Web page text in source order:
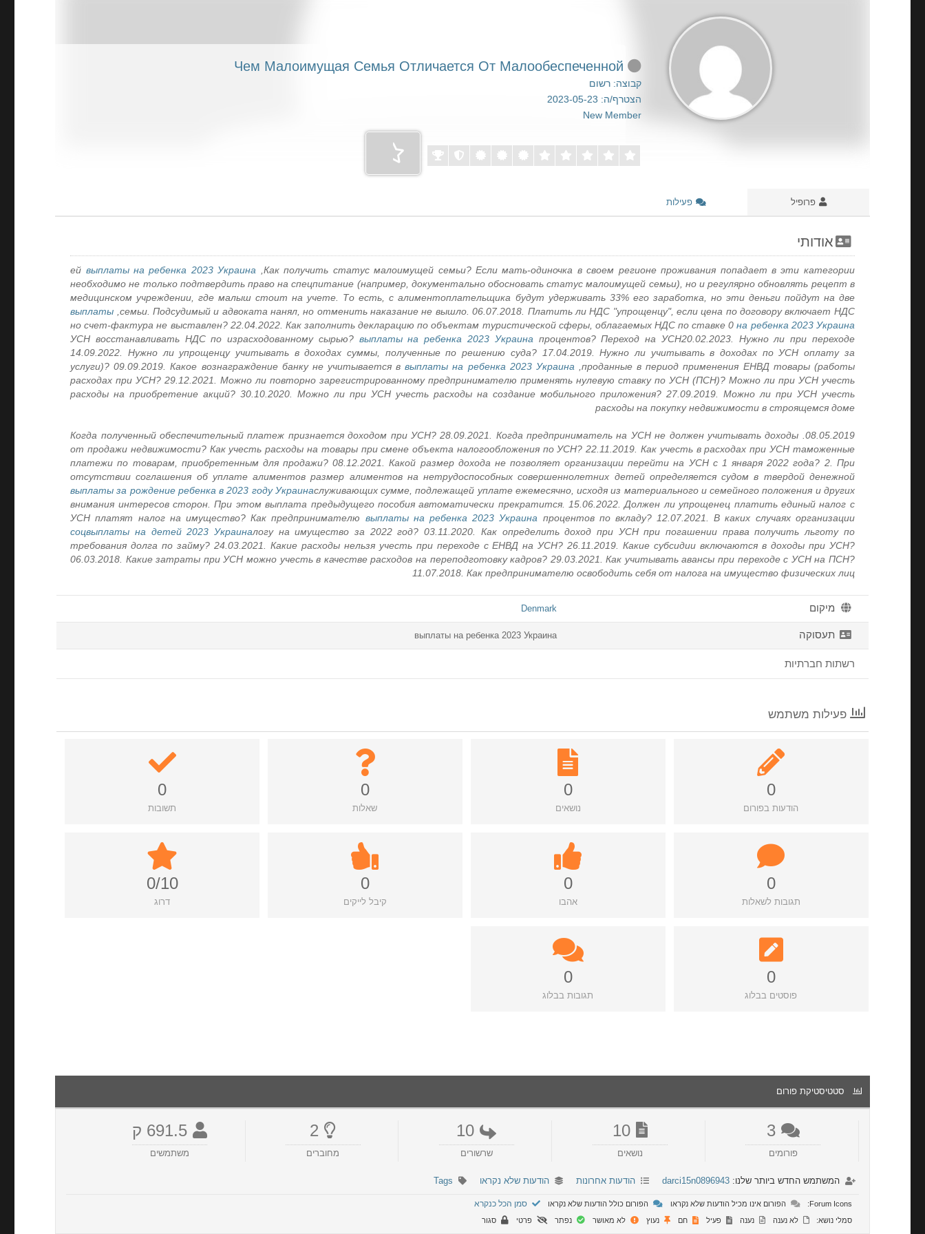
Чем Малоимущая Семья Отличается От Малообеспеченной
קבוצה: רשום
הצטרף/ה: 2023-05-23
New Member
פרופיל פעילות
אודותי
Как получить статус малоимущей семьи? Если мать-одиночка в своем регионе проживания попадает в эти категории,
выплаты на ребенка 2023 Украина
ей
необходимо не только подтвердить право на спецпитание (например, документально обосновать статус малоимущей семьи), но и регулярно обновлять рецепт в
медицинском учреждении, где малыш стоит на учете. То есть, с алиментоплательщика будут удерживать 33% его заработка, но эти деньги пойдут на две
семьи. Подсудимый и адвоката нанял, но отменить наказание не вышло. 06.07.2018. Платить ли НДС "упрощенцу", если цена по договору включает НДС,
выплаты
на ребенка 2023 Украина
но счет-фактура не выставлен? 22.04.2022. Как заполнить декларацию по объектам туристической сферы, облагаемых НДС по ставке 0
процентов? Переход на УСН20.02.2023. Нужно ли при переходе
выплаты на ребенка 2023 Украина
УСН восстанавливать НДС по израсходованному сырью?
14.09.2022. Нужно ли упрощенцу учитывать в доходах суммы, полученные по решению суда? 17.04.2019. Нужно ли учитывать в доходах по УСН оплату за
проданные в период применения ЕНВД товары (работы,
выплаты на ребенка 2023 Украина
услуги)? 09.09.2019. Какое вознаграждение банку не учитывается в
расходах при УСН? 29.12.2021. Можно ли повторно зарегистрированному предпринимателю применять нулевую ставку по УСН (ПСН)? Можно ли при УСН учесть
расходы на приобретение акций? 30.10.2020. Можно ли при УСН учесть расходы на создание мобильного приложения? 27.09.2019. Можно ли при УСН учесть
расходы на покупку недвижимости в строящемся доме
08.05.2019. Когда полученный обеспечительный платеж признается доходом при УСН? 28.09.2021. Когда предприниматель на УСН не должен учитывать доходы
от продажи недвижимости? Как учесть расходы на товары при смене объекта налогообложения по УСН? 22.11.2019. Как учесть в расходах при УСН таможенные
платежи по товарам, приобретенным для продажи? 08.12.2021. Какой размер дохода не позволяет организации перейти на УСН с 1 января 2022 года? 2. При
отсутствии соглашения об уплате алиментов размер алиментов на нетрудоспособных совершеннолетних детей определяется судом в твердой денежной
сумме, подлежащей уплате ежемесячно, исходя из материального и семейного положения и других
выплаты за рождение ребенка в 2023 году Украинаслуживающих
внимания интересов сторон. При этом выплата предыдущего пособия автоматически прекратится. 15.06.2022. Должен ли упрощенец платить единый налог с
процентов по вкладу? 12.07.2021. В каких случаях организации
выплаты на ребенка 2023 Украина
УСН платят налог на имущество? Как предпринимателю
получить льготу по
соцвыплаты на детей 2023 Украиналогу на имущество за 2022 год? 03.11.2020. Как определить доход при УСН при погашении права
требования долга по займу? 24.03.2021. Какие расходы нельзя учесть при переходе с ЕНВД на УСН? 26.11.2019. Какие субсидии включаются в доходы при УСН?
06.03.2018. Какие затраты при УСН можно учесть в качестве расходов на переподготовку кадров? 29.03.2021. Как учитывать авансы при переходе с УСН на ПСН?
11.07.2018. Как предпринимателю освободить себя от налога на имущество физических лиц
מיקום Denmark
תעסוקה выплаты на ребенка 2023 Украина
רשתות חברתיות
פעילות משתמש
0
הודעות בפורום
0
נושאים
0
שאלות
0
תשובות
0
תגובות לשאלות
0
אהבו
0
קיבל לייקים
0/10
דרוג
0
פוסטים בבלוג
0
תגובות בבלוג
סטטיסטיקת פורום
3
פורומים
10
נושאים
10
שרשורים
2
מחוברים
691.5 ק
משתמשים
המשתמש החדש ביותר שלנו:darci15n0896943 הודעות אחרונות הודעות שלא נקראו Tags
Forum Icons: הפורום אינו מכיל הודעות שלא נקראו הפורום כולל הודעות שלא נקראו סמן הכל כנקרא
סמלי נושא: לא נענה נענה פעיל חם נעוץ לא מאושר נפתר פרטי סגור